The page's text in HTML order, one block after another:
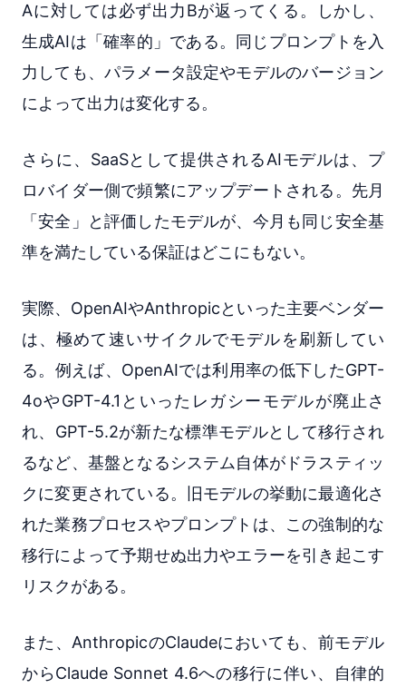
Aに対しては必ず出力Bが返ってくる。しかし、
生成AIは「確率的」である。同じプロンプトを入
力しても、パラメータ設定やモデルのバージョン
によって出力は変化する。
さらに、SaaSとして提供されるAIモデルは、プ
ロバイダー側で頻繁にアップデートされる。先月
「安全」と評価したモデルが、今月も同じ安全基
準を満たしている保証はどこにもない。
実際、OpenAIやAnthropicといった主要ベンダー
は、極めて速いサイクルでモデルを刷新してい
る。例えば、OpenAIでは利用率の低下したGPT-
4oやGPT-4.1といったレガシーモデルが廃止さ
れ、GPT-5.2が新たな標準モデルとして移行され
るなど、基盤となるシステム自体がドラスティッ
クに変更されている。旧モデルの挙動に最適化さ
れた業務プロセスやプロンプトは、この強制的な
移行によって予期せぬ出力やエラーを引き起こす
リスクがある。
また、AnthropicのClaudeにおいても、前モデル
からClaude Sonnet 4.6への移行に伴い、自律的